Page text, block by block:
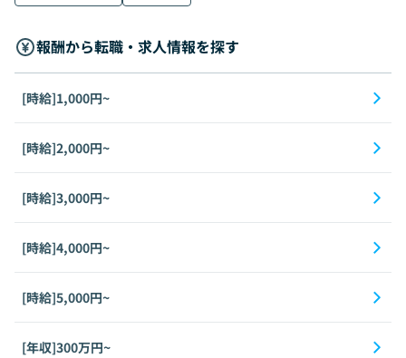
報酬から転職・求人情報を探す
[時給]1,000円~
[時給]2,000円~
[時給]3,000円~
[時給]4,000円~
[時給]5,000円~
[年収]300万円~